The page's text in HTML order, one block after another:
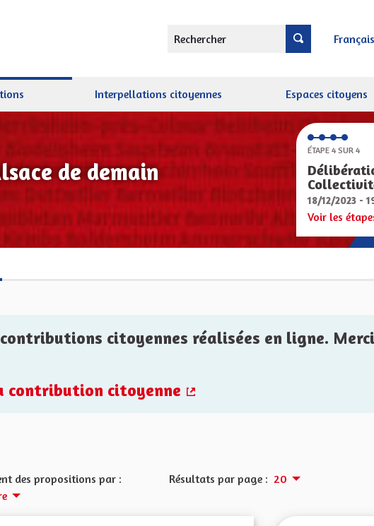
Rechercher Français
Interpellations citoyennes Espaces citoyens
de demain
ÉTAPE 4 SUR 4
18/12/2023 -
Voir les
citoyennes réalisées en ligne.
contribution citoyenne
des propositions par :
Résultats par page : 20